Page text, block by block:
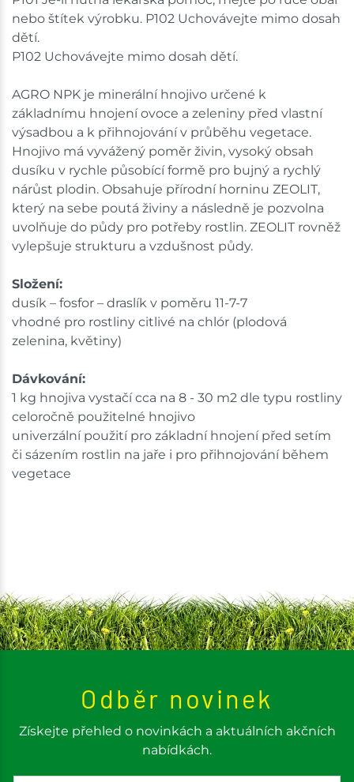
nebo štítek výrobku. P102 Uchovávejte mimo dosah
dětí.
P102 Uchovávejte mimo dosah dětí.
AGRO NPK je minerální hnojivo určené k
základnímu hnojení ovoce a zeleniny před vlastní
výsadbou a k přihnojování v průběhu vegetace.
Hnojivo má vyvážený poměr živin, vysoký obsah
dusíku v rychle působící formě pro bujný a rychlý
nárůst plodin. Obsahuje přírodní horninu ZEOLIT,
který na sebe poutá živiny a následně je pozvolna
uvolňuje do půdy pro potřeby rostlin. ZEOLIT rovněž
vylepšuje strukturu a vzdušnost půdy.
Složení:
dusík – fosfor – draslík v poměru 11-7-7
vhodné pro rostliny citlivé na chlór (plodová
zelenina, květiny)
Dávkování:
1 kg hnojiva vystačí cca na 8 - 30 m2 dle typu rostliny
celoročně použitelné hnojivo
univerzální použití pro základní hnojení před setím
či sázením rostlin na jaře i pro přihnojování během
vegetace
Odběr novinek
Získejte přehled o novinkách a aktuálních akčních
nabídkách.